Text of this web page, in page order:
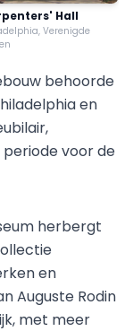
Hall
Verenigde
behoorde
en
voor de
herbergt
en
Auguste Rodin
met meer